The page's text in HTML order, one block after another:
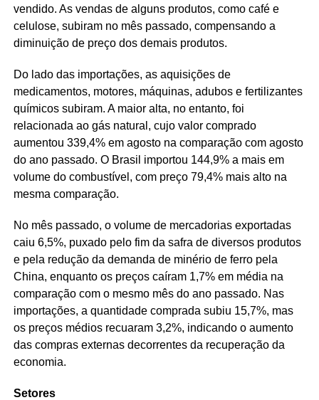
vendido. As vendas de alguns produtos, como café e
celulose, subiram no mês passado, compensando a
diminuição de preço dos demais produtos.
Do lado das importações, as aquisições de
medicamentos, motores, máquinas, adubos e fertilizantes
químicos subiram. A maior alta, no entanto, foi
relacionada ao gás natural, cujo valor comprado
aumentou 339,4% em agosto na comparação com agosto
do ano passado. O Brasil importou 144,9% a mais em
volume do combustível, com preço 79,4% mais alto na
mesma comparação.
No mês passado, o volume de mercadorias exportadas
caiu 6,5%, puxado pelo fim da safra de diversos produtos
e pela redução da demanda de minério de ferro pela
China, enquanto os preços caíram 1,7% em média na
comparação com o mesmo mês do ano passado. Nas
importações, a quantidade comprada subiu 15,7%, mas
os preços médios recuaram 3,2%, indicando o aumento
das compras externas decorrentes da recuperação da
economia.
Setores